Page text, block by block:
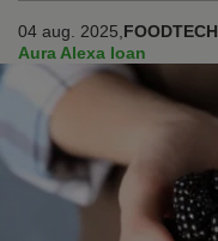
04 aug. 2025, FOODTECH
Aura Alexa Ioan